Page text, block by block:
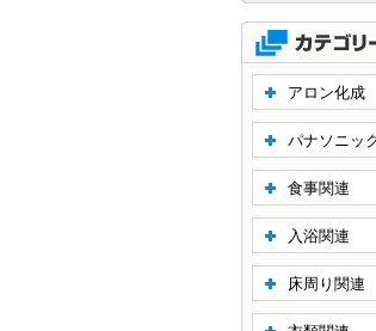
アロン化成
パナソニッ
食事関連
入浴関連
床周り関連